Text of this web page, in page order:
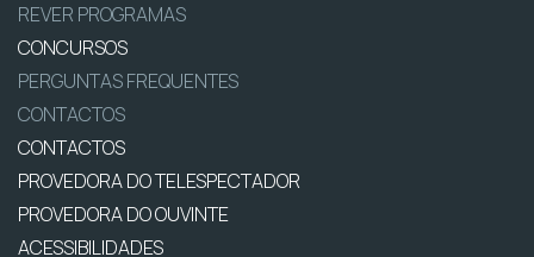
REVER PROGRAMAS
CONCURSOS
PERGUNTAS FREQUENTES
CONTACTOS
CONTACTOS
PROVEDORA DO TELESPECTADOR
PROVEDORA DO OUVINTE
ACESSIBILIDADES